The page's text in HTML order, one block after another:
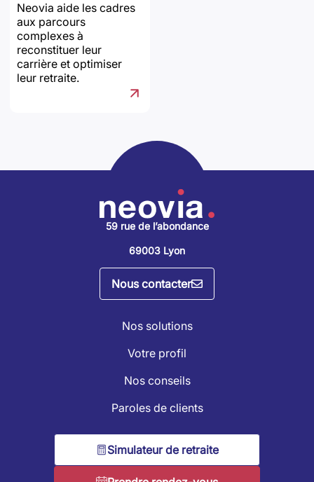
Neovia aide les cadres
aux parcours
complexes à
reconstituer leur
carrière et optimiser
leur retraite.
59 rue de l’abondance
69003 Lyon
Nous contacter
Nos solutions
Votre profil
Nos conseils
Paroles de clients
Simulateur de retraite